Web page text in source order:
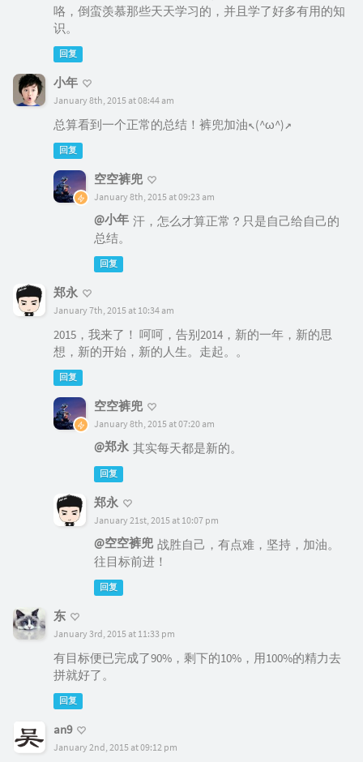
咯，倒蛮羡慕那些天天学习的，并且学了好多有用的知
识。
回复
小年
January 8th, 2015 at 08:44 am
总算看到一个正常的总结！裤兜加油↖(^ω^)↗
回复
空空裤兜
January 8th, 2015 at 09:23 am
@小年 汗，怎么才算正常？只是自己给自己的
总结。
回复
郑永
January 7th, 2015 at 10:34 am
2015，我来了！ 呵呵，告别2014，新的一年，新的思
想，新的开始，新的人生。走起。。
回复
空空裤兜
January 8th, 2015 at 07:20 am
@郑永 其实每天都是新的。
回复
郑永
January 21st, 2015 at 10:07 pm
@空空裤兜 战胜自己，有点难，坚持，加油。
往目标前进！
回复
东
January 3rd, 2015 at 11:33 pm
有目标便已完成了90%，剩下的10%，用100%的精力去
拼就好了。
回复
an9
January 2nd, 2015 at 09:12 pm